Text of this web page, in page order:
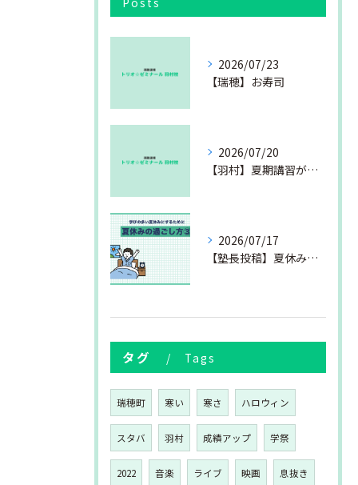
2026/07/23
【瑞穂】お寿司
2026/07/20
【羽村】夏期講習が始まりました
2026/07/17
【塾長投稿】夏休みの過ごし方③
タグ Tags
瑞穂町 寒い 寒さ ハロウィン
スタバ 羽村 成績アップ 学祭
2022 音楽 ライブ 映画 息抜き